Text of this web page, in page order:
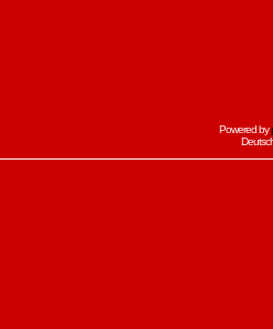
Powered by